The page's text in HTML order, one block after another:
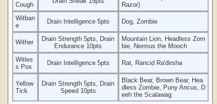
Cough
Razor)
Witban
e
Drain Intelligence 5pts Dog, Zombie
Wither
Drain Strength 5pts, Drain
Endurance 10pts
Mountain Lion, Headless Zom
bie, Nermus the Mooch
Witles
s Pox
Drain Intelligence 5pts Rat, Rancid Ra'dirsha
Yellow
Tick
Drain Strength 5pts, Drain
Speed 10pts
Black Bear, Brown Bear, Hea
dless Zombie, Puny Ancus, D
eeh the Scalawag